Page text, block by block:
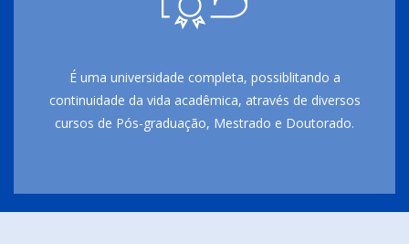
É uma universidade completa, possiblitando a
continuidade da vida acadêmica, através de diversos
cursos de Pós-graduação, Mestrado e Doutorado.